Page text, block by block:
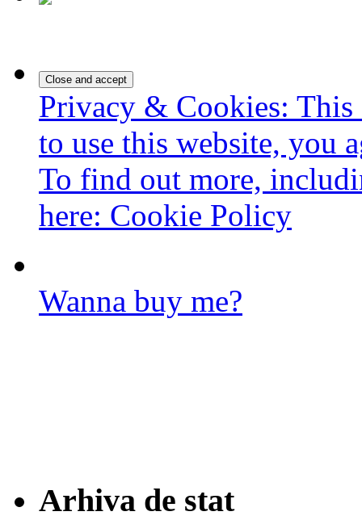
Privacy & Cookies:
to use this website, you
To find out more,
here: Cookie Policy
Wanna buy me?
Arhiva de stat